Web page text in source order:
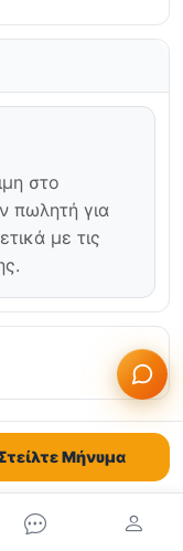
στο
πωλητή για
με τις
Μήνυμα